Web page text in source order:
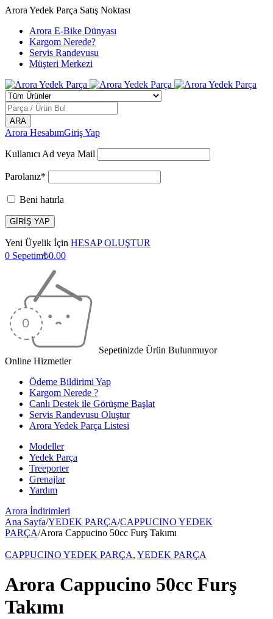
Arora Yedek Parça Satış Noktası
Arora E-Bike Dünyası
Kargom Nerede?
Servis Randevusu
Müşteri Merkezi
Arora HesabımGiriş Yap
Kullanıcı Ad veya Mail
Parolanız*
Beni hatırla
Yeni Üyelik İçin HESAP OLUŞTUR
0 Sepetim₺0.00
Sepetinizde Ürün Bulunmuyor
Online Hizmetler
Ödeme Bildirimi Yap
Kargom Nerede ?
Canlı Destek ile Görüşme Başlat
Servis Randevusu Oluştur
Arora Yedek Parça Listesi
Modeller
Yedek Parça
Treeporter
Grenajlar
Yardım
Arora İndirimleri
Ana Sayfa/YEDEK PARÇA/CAPPUCINO YEDEK
PARÇA/Arora Cappucino 50cc Furş Takımı
CAPPUCINO YEDEK PARÇA, YEDEK PARÇA
Arora Cappucino 50cc Furş
Takımı